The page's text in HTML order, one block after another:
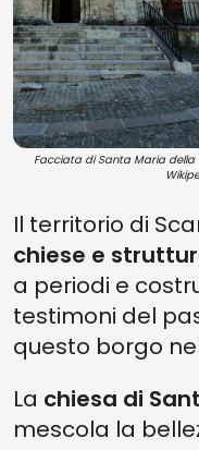
Facciata di Santa Maria della
Il territorio di
chiese e
a periodi e
testimoni del
questo borgo
La chiesa di
mescola la